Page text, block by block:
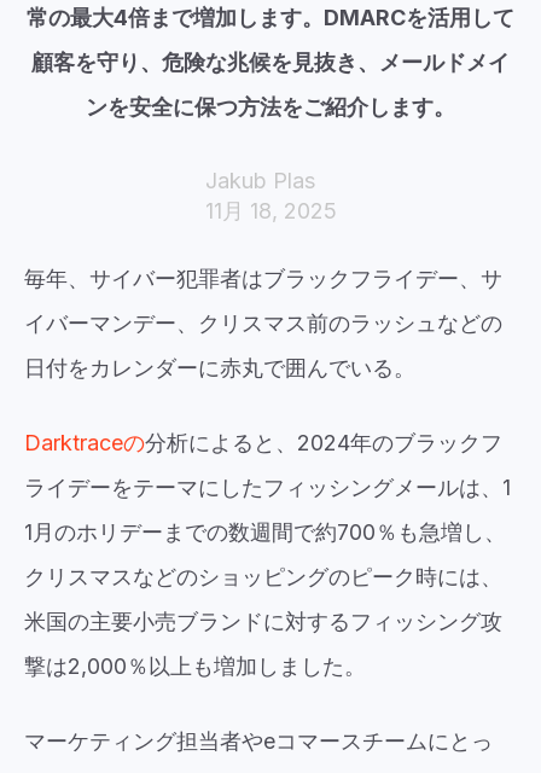
常の最大4倍まで増加します。DMARCを活用して
顧客を守り、危険な兆候を見抜き、メールドメイ
ンを安全に保つ方法をご紹介します。
Jakub Plas
11月 18, 2025
毎年、サイバー犯罪者はブラックフライデー、 サ
イバーマンデー、クリスマス前のラッシュなどの
日付をカレンダーに赤丸で囲んでいる。
Darktraceの分析によると、2024年のブラックフ
ライデーをテーマにしたフィッシングメールは、1
1月のホリデーまでの数週間で約700％も急増し 、
クリスマスなどのショッピングのピーク時には、
米国の主要小売ブランドに対するフィッシング攻
撃は2,000％以上も増加しました。
マーケティング担当者やeコマースチームにとっ